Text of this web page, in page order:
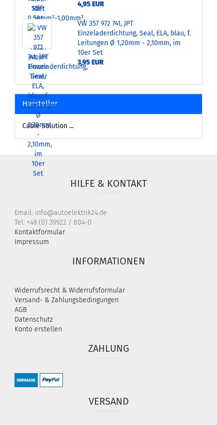
4,95 EUR
VW 357 972 741, JPT
Einzeladerdichtung, Seal, ELA, blau, f.
Leitungen Ø 1,20mm - 2,10mm, im
10er Set
3,95 EUR
Hersteller
Cable Solution ...
HILFE & KONTAKT
Email: info@autoelektrik24.de
Tel: +49 (0) 39922 / 804-0
Kontaktformular
Impressum
INFORMATIONEN
Widerrufsrecht & Widerrufsformular
Versand- & Zahlungsbedingungen
AGB
Datenschutz
Konto erstellen
ZAHLUNG
VERSAND